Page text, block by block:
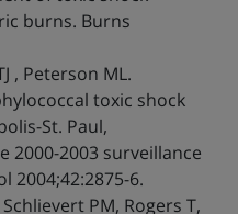
burns. Burns
, Peterson ML.
toxic shock
St. Paul,
2000-2003 surveillance
2004;42:2875-6.
PM, Rogers T,